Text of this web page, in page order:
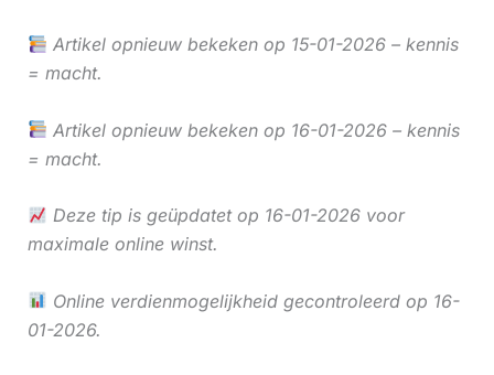
Artikel opnieuw bekeken op 15-01-2026 – kennis
= macht.
Artikel opnieuw bekeken op 16-01-2026 – kennis
= macht.
Deze tip is geüpdatet op 16-01-2026 voor
maximale online winst.
Online verdienmogelijkheid gecontroleerd op 16-
01-2026.